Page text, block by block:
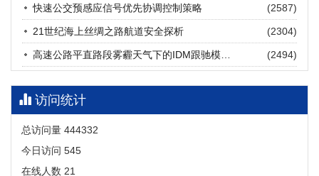
摘要 (21) HTML(18)
快速公交预感应信号优先协调控制策略 (2587)
21世纪海上丝绸之路航道安全探析 (2304)
(2494)
访问统计
总访问量 444332
今日访问 545
在线人数 21